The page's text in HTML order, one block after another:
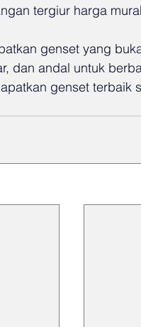
tergiur harga
genset yang
dan andal untuk
genset terbaik